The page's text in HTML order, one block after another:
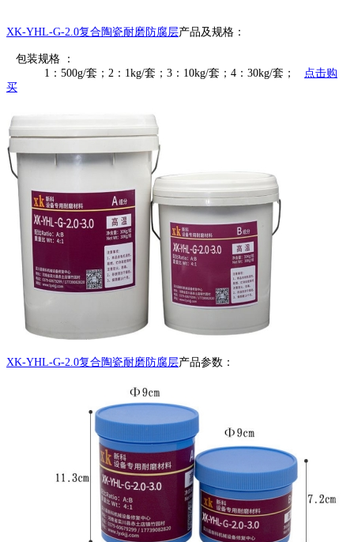
XK-YHL-G-2.0复合陶瓷耐磨防腐层产品及规格：
包装规格 ：
1：500g/套；2：1kg/套；3：10kg/套；4：30kg/套；
点击购
买
XK-YHL-G-2.0复合陶瓷耐磨防腐层产品参数：